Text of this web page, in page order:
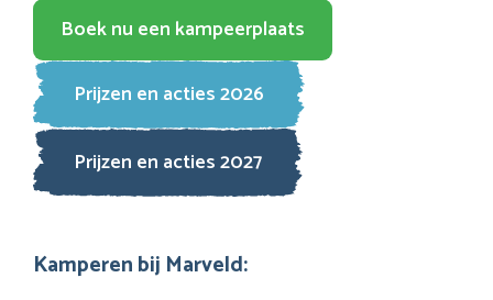
Boek nu een kampeerplaats
Prijzen en acties 2026
Prijzen en acties 2027
Kamperen bij Marveld: